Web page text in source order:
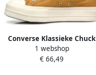
Converse Klassieke Chuck
Taylor Style Sneaker Yellow
Dames
1 webshop
€ 66,49